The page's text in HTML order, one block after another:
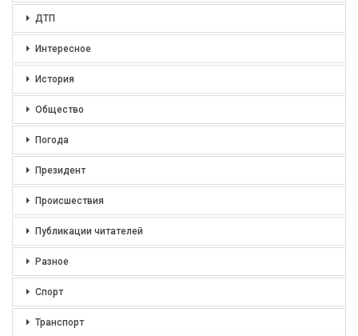
ДТП
Интересное
История
Общество
Погода
Президент
Происшествия
Публикации читателей
Разное
Спорт
Транспорт